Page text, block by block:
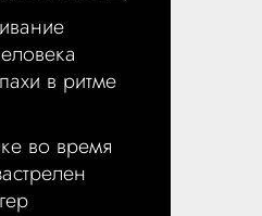
в ритме
во время